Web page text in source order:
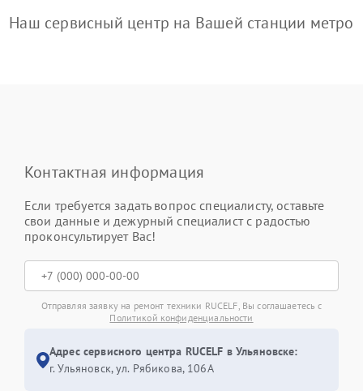
Наш сервисный центр на Вашей станции метро
Контактная информация
Если требуется задать вопрос специалисту, оставьте
свои данные и дежурный специалист с радостью
проконсультирует Вас!
Отправляя заявку на ремонт техники RUCELF, Вы соглашаетесь с
Политикой конфиденциальности
Адрес сервисного центра RUCELF в Ульяновске:
г. Ульяновск, ул. Рябикова, 106А